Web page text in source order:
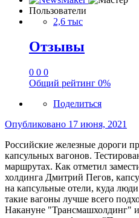
Пользователи
2,6 тыс
Отзывы
0 0 0
Общий рейтинг 0%
Поделиться
Опубликовано 17 июня, 2021
Российские железные дороги
капсульных вагонов.
маршрутах. Как отметил
холдинга Дмитрий Пегов,
на капсульные отели, куда
такие вагоны лучше всего
Накануне "Трансмашхолдинг"